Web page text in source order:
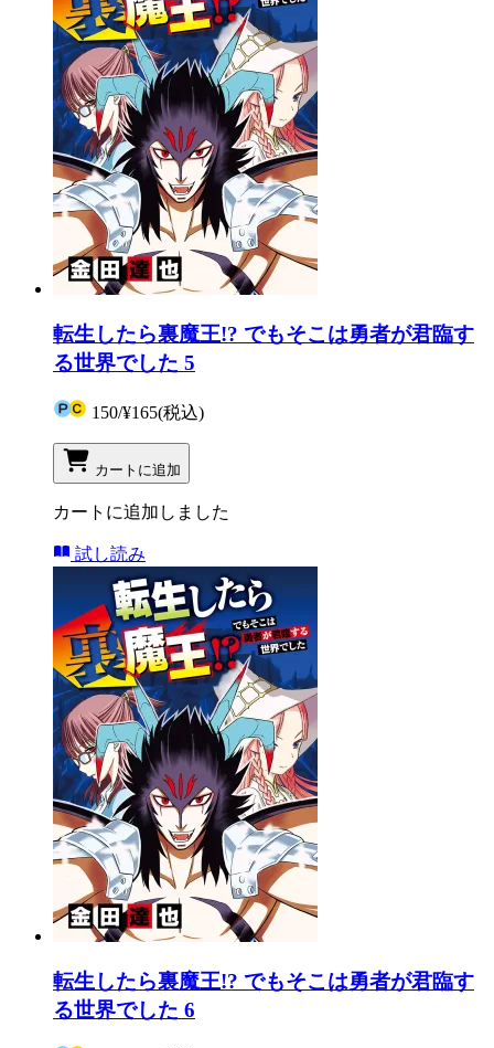
転生したら裏魔王!? でもそこは勇者が君臨す
る世界でした 5
150/¥165(税込)
カートに追加
カートに追加しました
試し読み
転生したら裏魔王!? でもそこは勇者が君臨す
る世界でした 6